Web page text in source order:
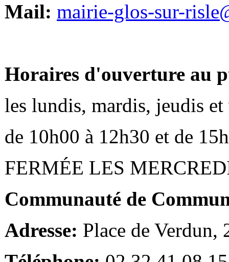
Mail: mairie-glos-sur-
Horaires d'ouverture au
les lundis, mardis, jeudis et
de 10h00 à 12h30 et de
FERMÉE LES
Communauté de
Adresse: Place de Verdun,